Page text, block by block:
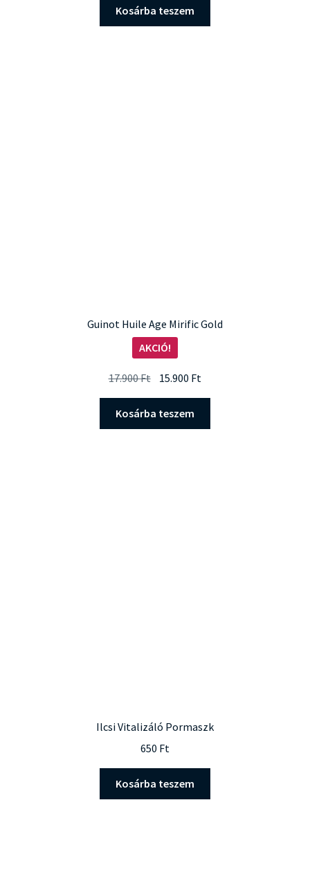
Kosárba teszem
Guinot Huile Age Mirific Gold
AKCIÓ!
17.900Ft Original
price
was:
17.900 Ft.
15.900 Ft
price
15.900 Ft.
Kosárba teszem
Ilcsi Vitalizáló Pormaszk
650 Ft
Kosárba teszem